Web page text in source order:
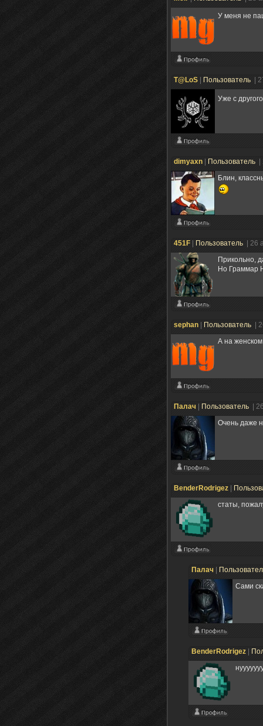
У меня не
T@LoS Пользователь |
Уже с
dimyaxn Пользователь
Блин,
451F Пользователь
| 26
Прикольно,
Но Граммар
sephan Пользователь
|
А на
Палач Пользователь
|
Очень даже
BenderRodrigez
статы,
Палач
Сами
BenderRodrigez